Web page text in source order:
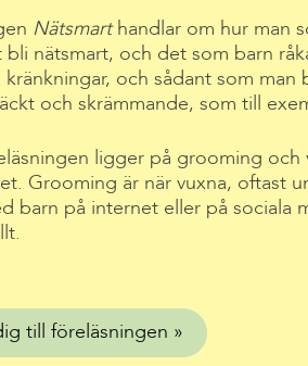
Nätsmarthandlar om hur man
bli nätsmart, och det som barn
och sådant som man
och skrämmande, som till
ligger på grooming och
Grooming är när vuxna, oftast
barn på internet eller på sociala
till föreläsningen